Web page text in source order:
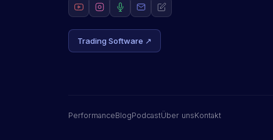
Trading Software ↗
PerformanceBlogPodcastÜber unsKontakt